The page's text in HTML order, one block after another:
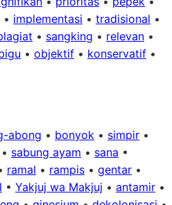
• implementasi • tradisional •
• sangking • relevan •
• objektif • konservatif •
abong • bonyok • simpir •
• sabung ayam • sana •
ramal • rampis • gentar •
• Yakjuj wa Makjuj • antamir •